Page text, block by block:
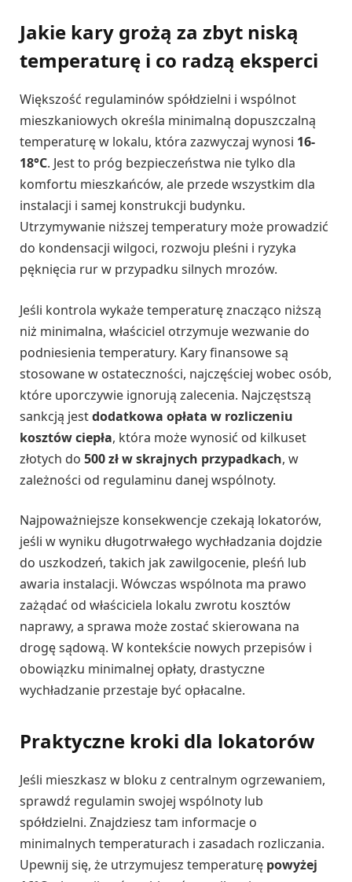
Jakie kary grożą za zbyt niską
temperaturę i co radzą eksperci
Większość regulaminów spółdzielni i wspólnot
mieszkaniowych określa minimalną dopuszczalną
temperaturę w lokalu, która zazwyczaj wynosi 16-
18°C. Jest to próg bezpieczeństwa nie tylko dla
komfortu mieszkańców, ale przede wszystkim dla
instalacji i samej konstrukcji budynku.
Utrzymywanie niższej temperatury może prowadzić
do kondensacji wilgoci, rozwoju pleśni i ryzyka
pęknięcia rur w przypadku silnych mrozów.
Jeśli kontrola wykaże temperaturę znacząco niższą
niż minimalna, właściciel otrzymuje wezwanie do
podniesienia temperatury. Kary finansowe są
stosowane w ostateczności, najczęściej wobec osób,
które uporczywie ignorują zalecenia. Najczęstszą
sankcją jestdodatkowa opłata w rozliczeniu
kosztów ciepła, która może wynosić od kilkuset
złotych do 500 zł w skrajnych przypadkach, w
zależności od regulaminu danej wspólnoty.
Najpoważniejsze konsekwencje czekają lokatorów,
jeśli w wyniku długotrwałego wychładzania dojdzie
do uszkodzeń, takich jak zawilgocenie, pleśń lub
awaria instalacji. Wówczas wspólnota ma prawo
zażądać od właściciela lokalu zwrotu kosztów
naprawy, a sprawa może zostać skierowana na
drogę sądową. W kontekście nowych przepisów i
obowiązku minimalnej opłaty, drastyczne
wychładzanie przestaje być opłacalne.
Praktyczne kroki dla lokatorów
Jeśli mieszkasz w bloku z centralnym ogrzewaniem,
sprawdź regulamin swojej wspólnoty lub
spółdzielni. Znajdziesz tam informacje o
minimalnych temperaturach i zasadach rozliczania.
Upewnij się, że utrzymujesz temperaturę powyżej